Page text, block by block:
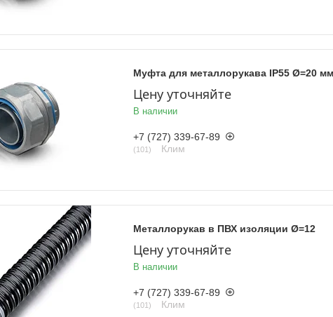
Муфта для металлорукава IP55 Ø=20 мм
Цену уточняйте
В наличии
+7 (727) 339-67-89
101 Клим
Металлорукав в ПВХ изоляции Ø=12
Цену уточняйте
В наличии
+7 (727) 339-67-89
101 Клим